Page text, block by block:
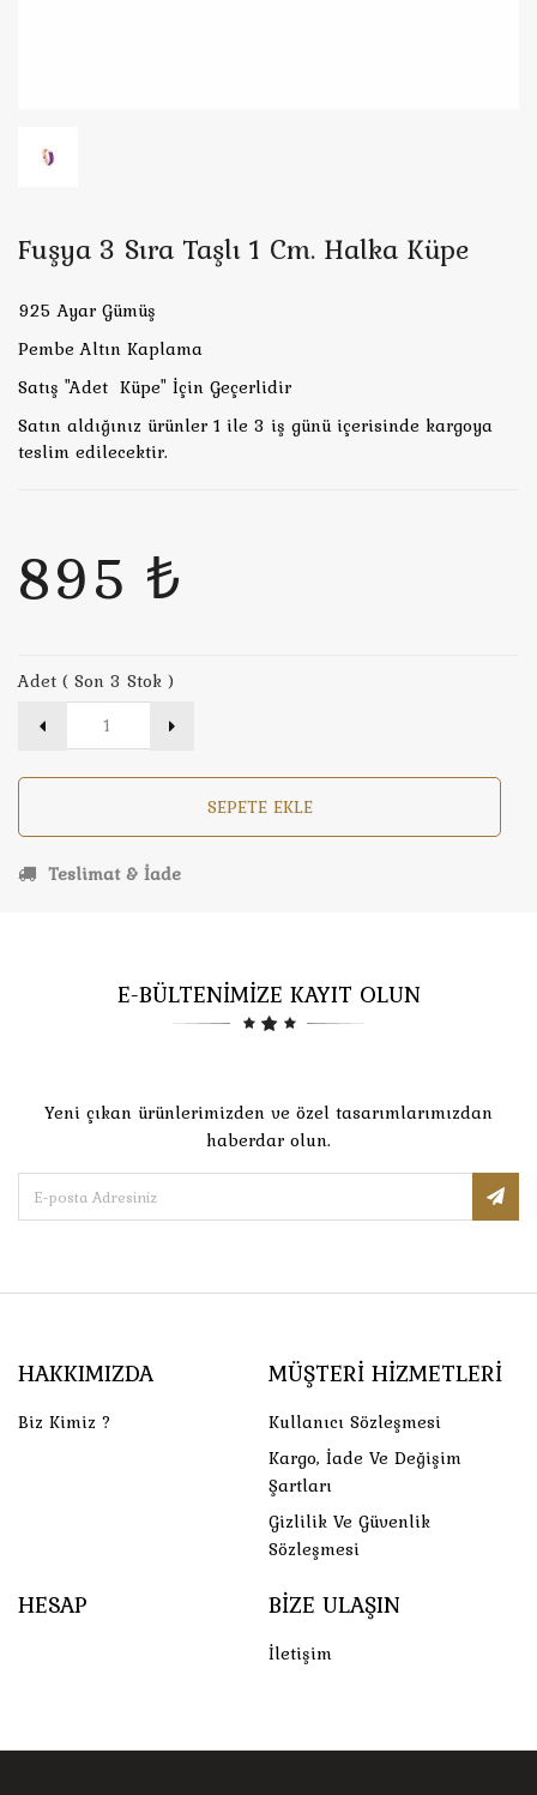
Fuşya 3 Sıra Taşlı 1 Cm. Halka Küpe
925 Ayar Gümüş
Pembe Altın Kaplama
Satış "Adet Küpe" İçin Geçerlidir
Satın aldığınız ürünler 1 ile 3 iş günü içerisinde kargoya
teslim edilecektir.
895 ₺
Adet ( Son 3 Stok )
SEPETE EKLE
Teslimat & İade
E-BÜLTENİMİZE KAYIT OLUN
Yeni çıkan ürünlerimizden ve özel tasarımlarımızdan
haberdar olun.
HAKKIMIZDA
Biz Kimiz ?
MÜŞTERI HIZMETLERI
Kullanıcı Sözleşmesi
Kargo, İade Ve Değişim
Şartları
Gizlilik Ve Güvenlik
Sözleşmesi
HESAP BIZE ULAŞIN
İletişim